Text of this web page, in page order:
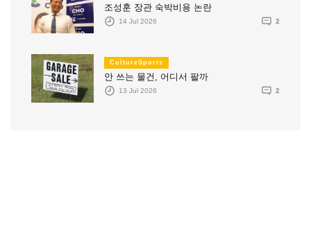
조성훈 장관 숙박비용 논란
14 Jul 2026 2
CultureSports
안 쓰는 물건, 어디서 팔까
13 Jul 2026 2